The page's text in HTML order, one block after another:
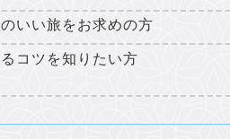
いい旅をお求めの方
コツを知りたい方